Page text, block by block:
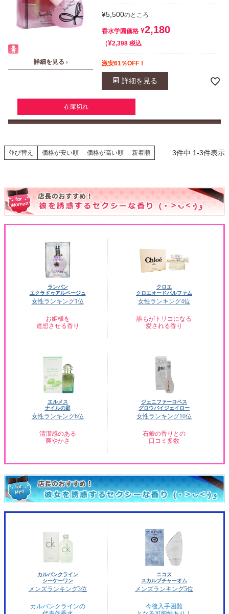
詳細を見る ›
¥5,500のところ
香水学園価格 ¥2,180
¥2,398 税込
激安61％OFF！
詳細を見る
在庫切れ
並び替え 価格が安い順 価格が高い順 新着順 3件中 1-3件表示
ランバン
エクラドゥアルページュ
女性ランキング1位
お姫様を
連想させる香り
クロエ
クロエオードパルファム
女性ランキング4位
誰もがトリコになる
愛される香り
エルメス
ナイルの庭
女性ランキング6位
清潔感のある
爽やかさ
ジェニファーロペス
グロウバイジェイロー
女性ランキング10位
石鹸の香りとの
口コミ多数
カルバンクライン
シーケーワン
メンズランキング3位
カルバンクラインの
ニコス
スカルプチャーオム
メンズランキング5位
今後入手困難